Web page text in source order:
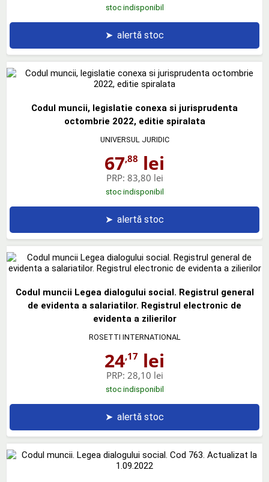
stoc indisponibil
➤ alertă stoc
Codul muncii, legislatie conexa si jurisprudenta
octombrie 2022, editie spiralata
UNIVERSUL JURIDIC
67,88 lei
PRP: 83,80 lei
stoc indisponibil
➤ alertă stoc
Codul muncii Legea dialogului social. Registrul general
de evidenta a salariatilor. Registrul electronic de
evidenta a zilierilor
ROSETTI INTERNATIONAL
24,17 lei
PRP: 28,10 lei
stoc indisponibil
➤ alertă stoc